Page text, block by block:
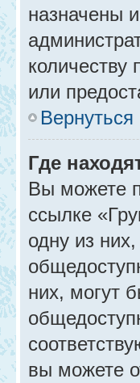
назначены
количеству
или
Вернуться
Где
Вы можете
ссылке
одну из
них, могут
вы можете